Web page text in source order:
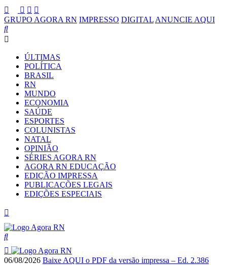
GRUPO AGORA RN IMPRESSO DIGITAL ANUNCIE AQUI
ÚLTIMAS
POLÍTICA
BRASIL
RN
MUNDO
ECONOMIA
SAÚDE
ESPORTES
COLUNISTAS
NATAL
OPINIÃO
SÉRIES AGORA RN
AGORA RN EDUCAÇÃO
EDIÇÃO IMPRESSA
PUBLICAÇÕES LEGAIS
EDIÇÕES ESPECIAIS
06/08/2026 Baixe AQUI o PDF da versão impressa – Ed. 2.386